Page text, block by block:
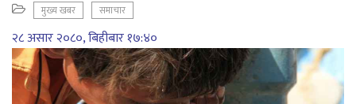
मुख्य खबर समाचार
२८ असार २०८०, बिहीबार १७:४०